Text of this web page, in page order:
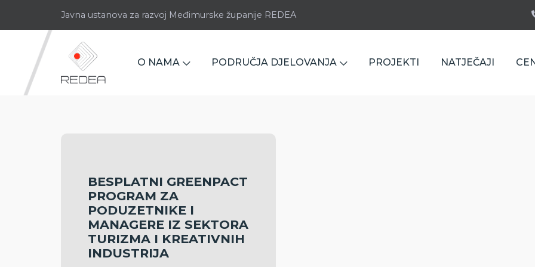
Javna ustanova za razvoj Međimurske županije REDEA
O NAMA PODRUČJA DJELOVANJA PROJEKTI NATJEČAJI
BESPLATNI GREENPACT
PROGRAM ZA
PODUZETNIKE I
MANAGERE IZ SEKTORA
TURIZMA I KREATIVNIH
INDUSTRIJA